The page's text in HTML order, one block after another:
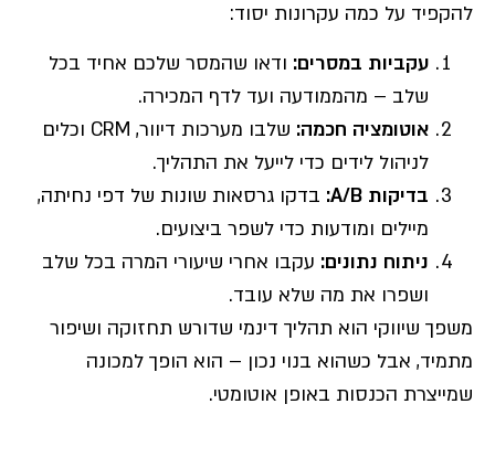
להקפיד על כמה עקרונות יסוד:
עקביות במסרים: ודאו שהמסר שלכם אחיד בכל
שלב – מהממודעה ועד לדף המכירה.
אוטומציה חכמה:
שלבו מערכות דיוור, CRM וכלים
לניהול לידים כדי לייעל את התהליך.
בדיקות
בדקו גרסאות שונות של דפי נחיתה,
מיילים ומודעות כדי לשפר ביצועים.
ניתוח נתונים: עקבו אחרי שיעורי המרה בכל שלב
ושפרו את מה שלא עובד.
משפך שיווקי הוא תהליך דינמי שדורש תחזוקה ושיפור
מתמיד, אבל כשהוא בנוי נכון – הוא הופך למכונה
שמייצרת הכנסות באופן אוטומטי.